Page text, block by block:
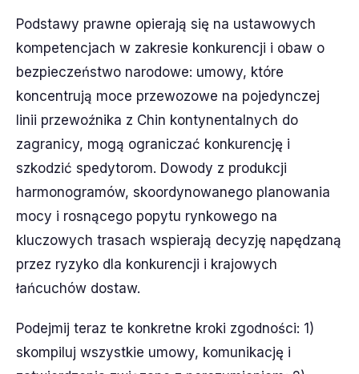
Podstawy prawne opierają się na ustawowych
kompetencjach w zakresie konkurencji i obaw o
bezpieczeństwo narodowe: umowy, które
koncentrują moce przewozowe na pojedynczej
linii przewoźnika z Chin kontynentalnych do
zagranicy, mogą ograniczać konkurencję i
szkodzić spedytorom. Dowody z produkcji
harmonogramów, skoordynowanego planowania
mocy i rosnącego popytu rynkowego na
kluczowych trasach wspierają decyzję napędzaną
przez ryzyko dla konkurencji i krajowych
łańcuchów dostaw.
Podejmij teraz te konkretne kroki zgodności: 1)
skompiluj wszystkie umowy, komunikację i